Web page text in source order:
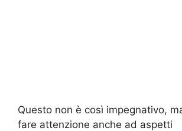
Questo non è così impegnativo,
fare attenzione anche ad aspetti